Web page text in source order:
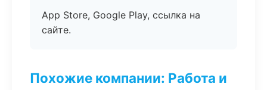
App Store, Google Play, ссылка на
сайте.
Похожие компании: Работа и